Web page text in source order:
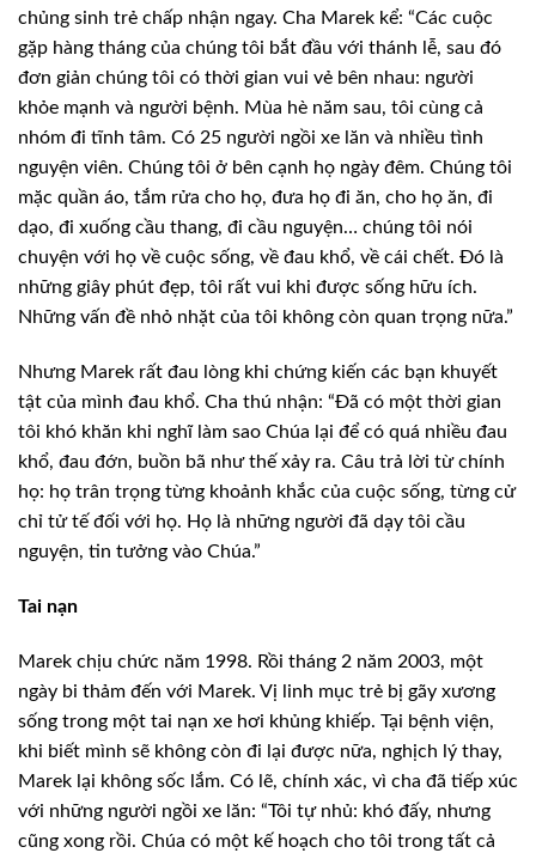
chủng sinh trẻ chấp nhận ngay. Cha Marek kể: “Các cuộc
gặp hàng tháng của chúng tôi bắt đầu với thánh lễ, sau đó
đơn giản chúng tôi có thời gian vui vẻ bên nhau: người
khỏe mạnh và người bệnh. Mùa hè năm sau, tôi cùng cả
nhóm đi tĩnh tâm. Có 25 người ngồi xe lăn và nhiều tình
nguyện viên. Chúng tôi ở bên cạnh họ ngày đêm. Chúng tôi
mặc quần áo, tắm rửa cho họ, đưa họ đi ăn, cho họ ăn, đi
dạo, đi xuống cầu thang, đi cầu nguyện… chúng tôi nói
chuyện với họ về cuộc sống, về đau khổ, về cái chết. Đó là
những giây phút đẹp, tôi rất vui khi được sống hữu ích.
Những vấn đề nhỏ nhặt của tôi không còn quan trọng nữa.”
Nhưng Marek rất đau lòng khi chứng kiến các bạn khuyết
tật của mình đau khổ. Cha thú nhận: “Đã có một thời gian
tôi khó khăn khi nghĩ làm sao Chúa lại để có quá nhiều đau
khổ, đau đớn, buồn bã như thế xảy ra. Câu trả lời từ chính
họ: họ trân trọng từng khoảnh khắc của cuộc sống, từng cử
chỉ tử tế đối với họ. Họ là những người đã dạy tôi cầu
nguyện, tin tưởng vào Chúa.”
Tai nạn
Marek chịu chức năm 1998. Rồi tháng 2 năm 2003, một
ngày bi thảm đến với Marek. Vị linh mục trẻ bị gãy xương
sống trong một tai nạn xe hơi khủng khiếp. Tại bệnh viện,
khi biết mình sẽ không còn đi lại được nữa, nghịch lý thay,
Marek lại không sốc lắm. Có lẽ, chính xác, vì cha đã tiếp xúc
với những người ngồi xe lăn: “Tôi tự nhủ: khó đấy, nhưng
cũng xong rồi. Chúa có một kế hoạch cho tôi trong tất cả